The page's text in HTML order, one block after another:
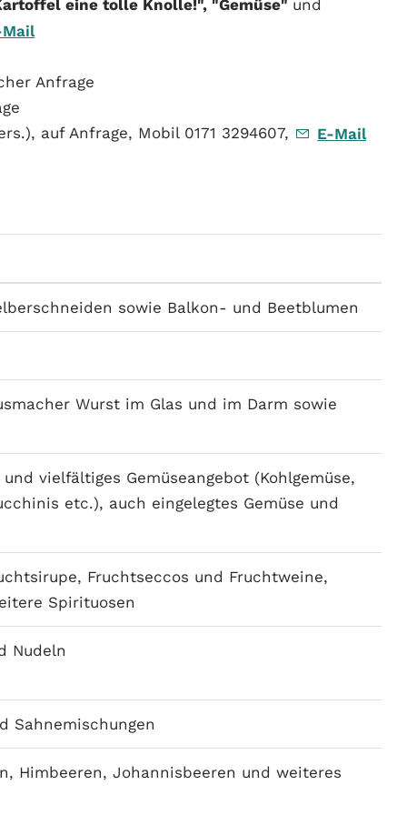
eine tolle Knolle!", "Gemüse" und
Anfrage
auf Anfrage, Mobil 0171 3294607,
E-Mail
sowie Balkon- und Beetblumen
Wurst im Glas und im Darm sowie
vielfältiges Gemüseangebot (Kohlgemüse,
etc.), auch eingelegtes Gemüse und
Fruchtseccos und Fruchtweine,
Spirituosen
Nudeln
Sahnemischungen
Himbeeren, Johannisbeeren und weiteres